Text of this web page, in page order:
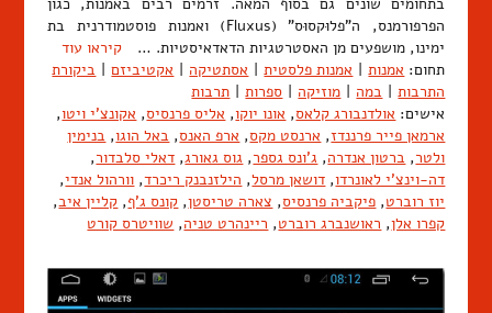
בתחומים שונים גם בסוף המאה. זרמים רבים באמנות, כגון
הפרפורמנס, ה"פלוּקסוּס" (Fluxus) ואמנות פוסטמודרנית בת
ימינו, מושפעים מן האסטרטגיות הדאדאיסטיות. … קיראו עוד
תחום: אמנות אמנות פלסטית אסתטיקה אקטיביזם
ביקורת
התרבות
במה מוזיקה ספרות
תרבות
אישים: אולדנבורג קלאס, אונו יוקו, אליס פרנסיס, אקונצ'י ויטו,
ארמאן פייר פרננדז, ארנסט מקס, ארפ האנס, באל הוגו, בנימין
ולטר, ברטון אנדרה, ג'ונס גספר, גוס גאורג, דאלי סלבדור,
דה-וינצ'י לאונרדו, דושאן מרסל, הילזנבנק ריכרד, וורהול אנדי,
יוז רוברט, פיקביה פרנסיס, צארה טריסטן, קונס ג'ף, קליין איב,
קפרו אלן, ראושנברג רוברט, ריינהרט טניה, שוויטרס קורט